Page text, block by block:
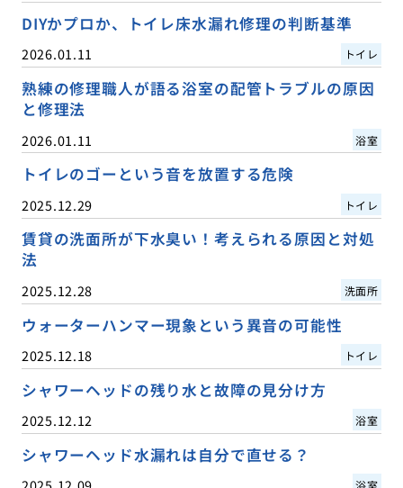
DIYかプロか、トイレ床水漏れ修理の判断基準
2026.01.11 トイレ
熟練の修理職人が語る浴室の配管トラブルの原因
と修理法
2026.01.11 浴室
トイレのゴーという音を放置する危険
2025.12.29 トイレ
賃貸の洗面所が下水臭い！考えられる原因と対処
法
2025.12.28 洗面所
ウォーターハンマー現象という異音の可能性
2025.12.18 トイレ
シャワーヘッドの残り水と故障の見分け方
2025.12.12 浴室
シャワーヘッド水漏れは自分で直せる？
浴室